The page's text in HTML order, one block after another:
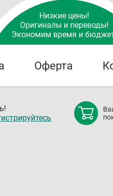
Низкие цены!
Оригиналы и переводы!
Экономим время и
Оферта